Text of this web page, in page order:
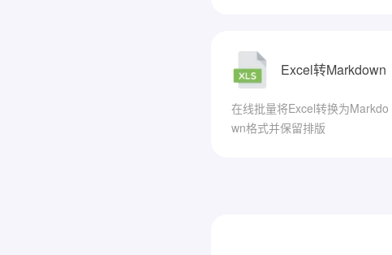
Excel转Markdown
在线批量将Excel转换为Markdo
wn格式并保留排版